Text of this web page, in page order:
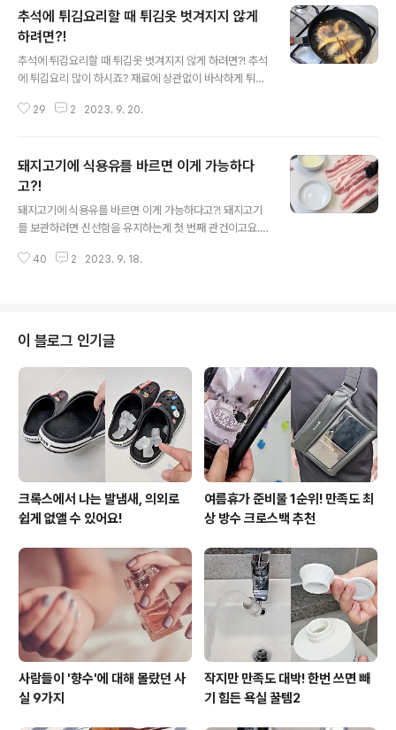
추석에 튀김요리할 때 튀김옷 벗겨지지 않게
하려면?!
추석에 튀김요리할 때 튀김옷 벗겨지지 않게 하려면?! 추석
에 튀김요리 많이 하시죠? 재료에 상관없이 바삭하게 튀긴
김을 드시려면 이것만 기억해주세요! 튀김을 한입 먹었는
요. 튀김요리 할 때 이걸 써보세요. 튀김옷 분리 절대 지켜!
ㅎㅎ 오징어튀김을 예를 들어서 설명 해볼게요. 세척한 오
징어를 일정한 두께로 썰고, 키친타월로 물기를 제거해주
세요. 튀김용 식재료가 물기 있는 상태로 튀기면 기름이 마
튀기는데요. 튀김옷이 벗겨지지 않게 조리하려면 본격적으
29 2 2023. 9. 20.
돼지고기에 식용유를 바르면 이게 가능하다
고?!
돼지고기에 식용유를 바르면 이게 가능하다고?! 돼지고기
를 보관하려면 신선함을 유지하는게 첫 번째 관건이고요.
무시할 수 없는데요. 돼지고기에 식용유를 발라보세요~ 결
고 드실거면 냉동보관을 하는데요. 어떻게 보관하든 이 과
정은 필수랍니다~! 가장 먼저 고기의 핏물을 빼주세요. 보
관 중에 핏물이 고기에 스며들면 잡내를 유발하고 고기맛
을 떨어트리기 때문에 가볍게 눌러서 1~2회 핏물을 빼는
건 기본이에요. 그다음은 소주랑 식용유를 준비해주세요.
핏물을 뺀 고기에 소주를 앞뒤로 골고루 바르..
40 2 2023. 9. 18.
이 블로그 인기글
크록스에서 나는 발냄새, 의외로
쉽게 없앨 수 있어요!
여름휴가 준비물 1순위! 만족도 최
상 방수 크로스백 추천
사람들이 '향수'에 대해 몰랐던 사
실 9가지
작지만 만족도 대박! 한번 쓰면 빼
기 힘든 욕실 꿀템2